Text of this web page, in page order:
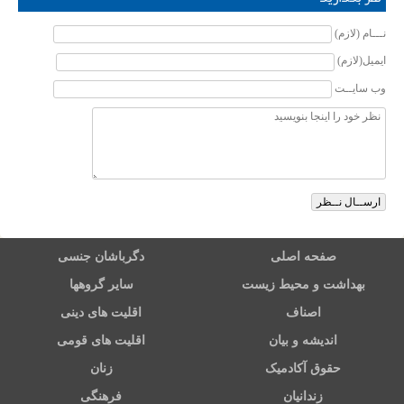
نـــام (لازم)
ایمیل(لازم)
وب سایــت
صفحه اصلی دگرباشان جنسی
بهداشت و محیط زیست سایر گروهها
اصناف اقلیت های دینی
اندیشه و بیان اقلیت های قومی
حقوق آکادمیک زنان
زندانیان فرهنگی